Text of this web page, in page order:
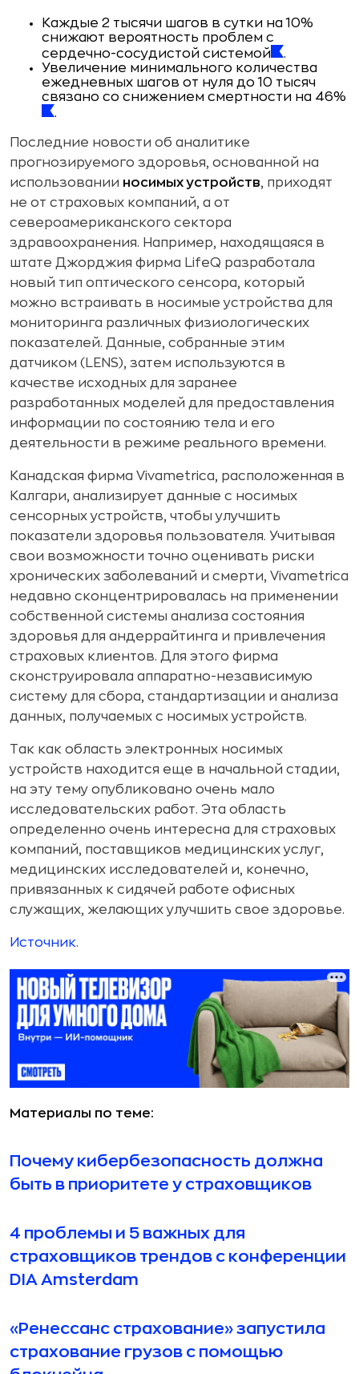
Каждые 2 тысячи шагов в сутки на 10%
снижают вероятность проблем с
сердечно-сосудистой системой
.
Увеличение минимального количества
ежедневных шагов от нуля до 10 тысяч
связано со снижением смертности на 46%
.
Последние новости об аналитике
прогнозируемого здоровья, основанной на
использовании носимых устройств, приходят
не от страховых компаний, а от
североамериканского сектора
здравоохранения. Например, находящаяся в
штате Джорджия фирма LifeQ разработала
новый тип оптического сенсора, который
можно встраивать в носимые устройства для
мониторинга различных физиологических
показателей. Данные, собранные этим
датчиком (LENS), затем используются в
качестве исходных для заранее
разработанных моделей для предоставления
информации по состоянию тела и его
деятельности в режиме реального времени.
Канадская фирма Vivametrica, расположенная в
Калгари, анализирует данные с носимых
сенсорных устройств, чтобы улучшить
показатели здоровья пользователя. Учитывая
свои возможности точно оценивать риски
хронических заболеваний и смерти, Vivametrica
недавно сконцентрировалась на применении
собственной системы анализа состояния
здоровья для андеррайтинга и привлечения
страховых клиентов. Для этого фирма
сконструировала аппаратно-независимую
систему для сбора, стандартизации и анализа
данных, получаемых с носимых устройств.
Так как область электронных носимых
устройств находится еще в начальной стадии,
на эту тему опубликовано очень мало
исследовательских работ. Эта область
определенно очень интересна для страховых
компаний, поставщиков медицинских услуг,
медицинских исследователей и, конечно,
привязанных к сидячей работе офисных
служащих, желающих улучшить свое здоровье.
Источник.
Материалы по теме:
Почему кибербезопасность должна
быть в приоритете у страховщиков
4 проблемы и 5 важных для
страховщиков трендов с конференции
DIA Amsterdam
«Ренессанс страхование» запустила
страхование грузов с помощью